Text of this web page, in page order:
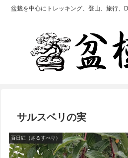
盆栽を中心にトレッキング、登山、旅行、
サルスベリの実
百日紅（さるすべり）